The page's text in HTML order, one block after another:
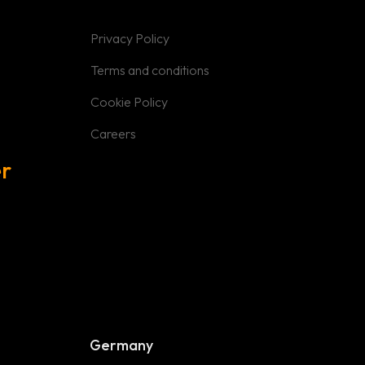
Terms & Conditions
Cookie Policy
Careers
Privacy Policy
Terms and conditions
Cookie Policy
Careers
Germany